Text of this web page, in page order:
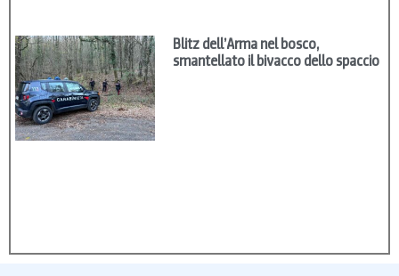
Blitz dell’Arma nel bosco,
smantellato il bivacco dello spaccio